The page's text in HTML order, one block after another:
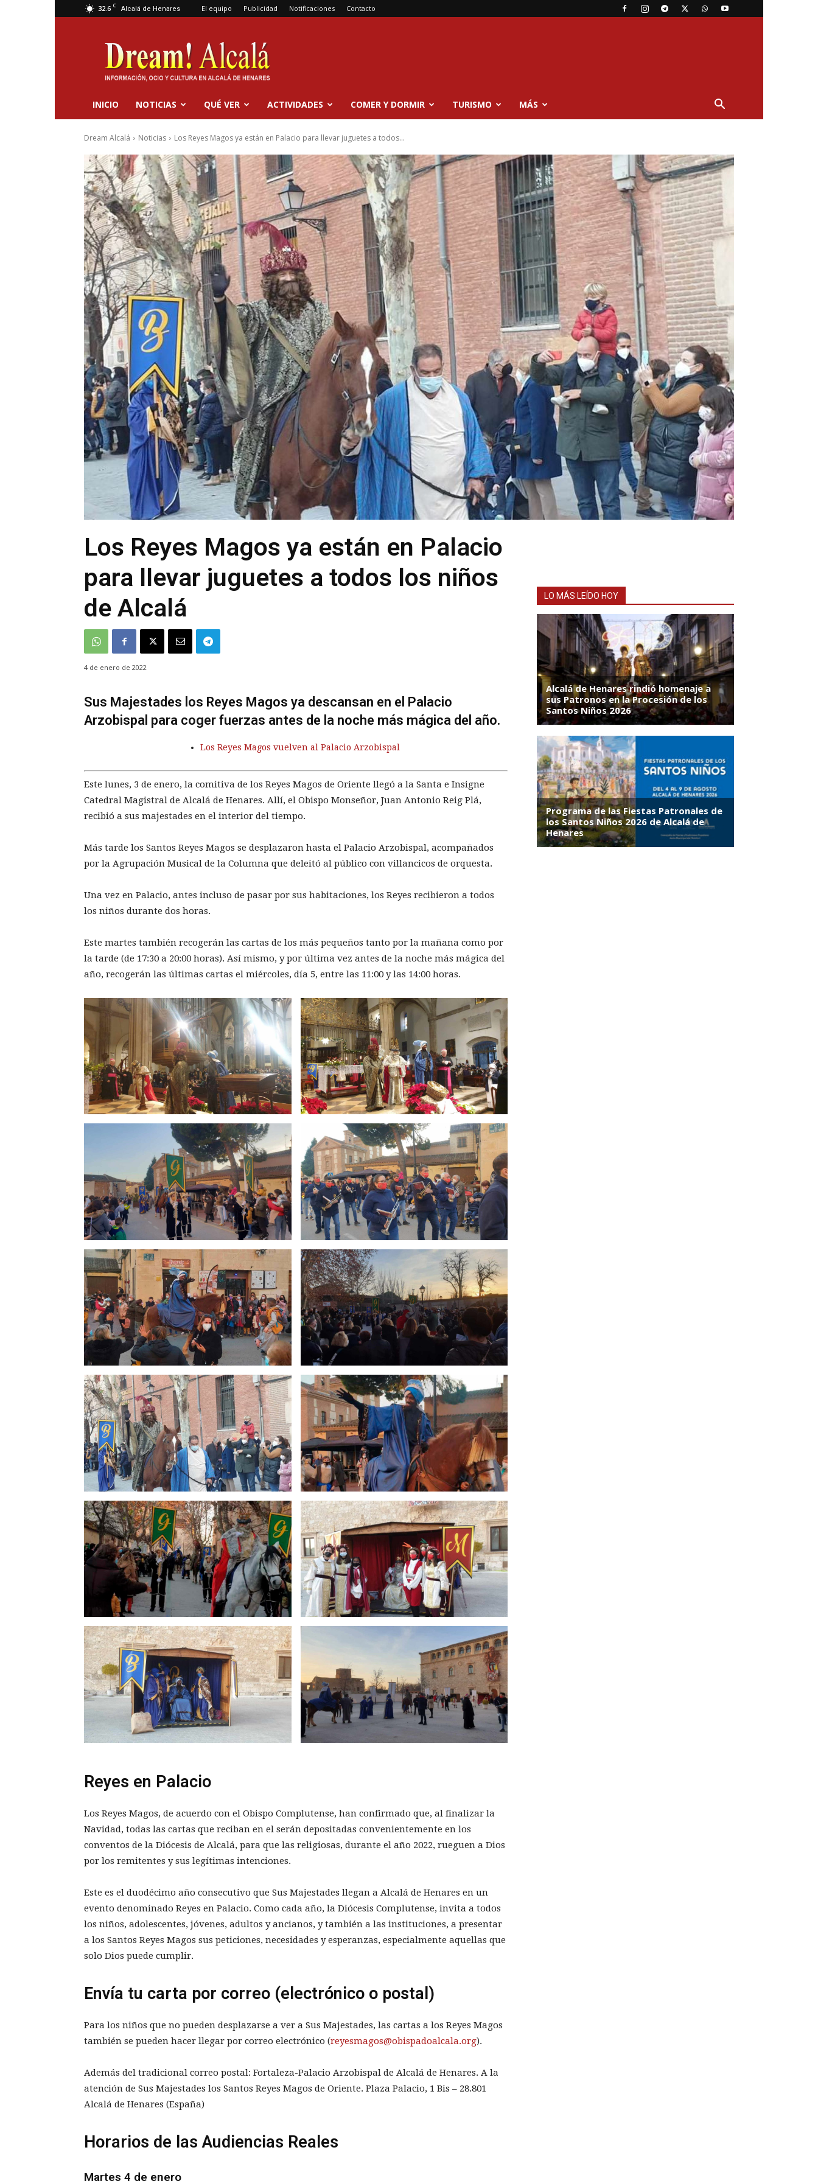
32.6 C Alcalá de Henares El equipo Publicidad Notificaciones Contacto
Dream
Alcalá
INICIO NOTICIAS QUÉ VER ACTIVIDADES COMER Y DORMIR TURISMO MÁS
Dream Alcalá Noticias Los Reyes Magos ya están en Palacio para llevar juguetes a todos...
Los Reyes Magos ya están en Palacio
para llevar juguetes a todos los niños
de Alcalá
4 de enero de 2022
Sus Majestades los Reyes Magos ya descansan en el Palacio
Arzobispal para coger fuerzas antes de la noche más mágica del año.
Los Reyes Magos vuelven al Palacio Arzobispal
Este lunes, 3 de enero, la comitiva de los Reyes Magos de Oriente llegó a la Santa e Insigne
Catedral Magistral de Alcalá de Henares. Allí, el Obispo Monseñor, Juan Antonio Reig Plá,
recibió a sus majestades en el interior del tiempo.
Más tarde los Santos Reyes Magos se desplazaron hasta el Palacio Arzobispal, acompañados
por la Agrupación Musical de la Columna que deleitó al público con villancicos de orquesta.
Una vez en Palacio, antes incluso de pasar por sus habitaciones, los Reyes recibieron a todos
los niños durante dos horas.
Este martes también recogerán las cartas de los más pequeños tanto por la mañana como por
la tarde (de 17:30 a 20:00 horas). Así mismo, y por última vez antes de la noche más mágica del
año, recogerán las últimas cartas el miércoles, día 5, entre las 11:00 y las 14:00 horas.
Reyes en Palacio
Los Reyes Magos, de acuerdo con el Obispo Complutense, han confirmado que, al finalizar la
Navidad, todas las cartas que reciban en el serán depositadas convenientemente en los
conventos de la Diócesis de Alcalá, para que las religiosas, durante el año 2022, rueguen a Dios
por los remitentes y sus legítimas intenciones.
Este es el duodécimo año consecutivo que Sus Majestades llegan a Alcalá de Henares en un
evento denominado Reyes en Palacio. Como cada año, la Diócesis Complutense, invita a todos
los niños, adolescentes, jóvenes, adultos y ancianos, y también a las instituciones, a presentar
a los Santos Reyes Magos sus peticiones, necesidades y esperanzas, especialmente aquellas que
solo Dios puede cumplir.
Envía tu carta por correo (electrónico o postal)
Para los niños que no pueden desplazarse a ver a Sus Majestades, las cartas a los Reyes Magos
también se pueden hacer llegar por correo electrónico (reyesmagos@obispadoalcala.org).
Además del tradicional correo postal: Fortaleza-Palacio Arzobispal de Alcalá de Henares. A la
atención de Sus Majestades los Santos Reyes Magos de Oriente. Plaza Palacio, 1 Bis – 28.801
Alcalá de Henares (España)
Horarios de las Audiencias Reales
Martes 4 de enero
LO MÁS LEÍDO HOY